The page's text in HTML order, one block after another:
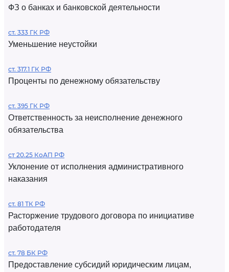
ФЗ о банках и банковской деятельности
ст. 333 ГК РФ
Уменьшение неустойки
ст. 317.1 ГК РФ
Проценты по денежному обязательству
ст. 395 ГК РФ
Ответственность за неисполнение денежного
обязательства
ст 20.25 КоАП РФ
Уклонение от исполнения административного
наказания
ст. 81 ТК РФ
Расторжение трудового договора по инициативе
работодателя
ст. 78 БК РФ
Предоставление субсидий юридическим лицам,